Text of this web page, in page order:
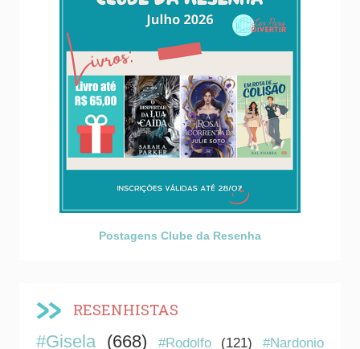
Postagens Clube da Resenha
RESENHISTAS
#Gisela (668) #Rodolfo (121)
#Nardonio